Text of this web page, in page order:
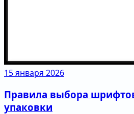
15 января 2026
Правила выбора
упаковки